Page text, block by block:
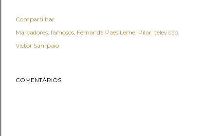
Compartilhar
Marcadores: famosos Fernanda Paes Leme Pilar televisão
Victor Sampaio
COMENTÁRIOS